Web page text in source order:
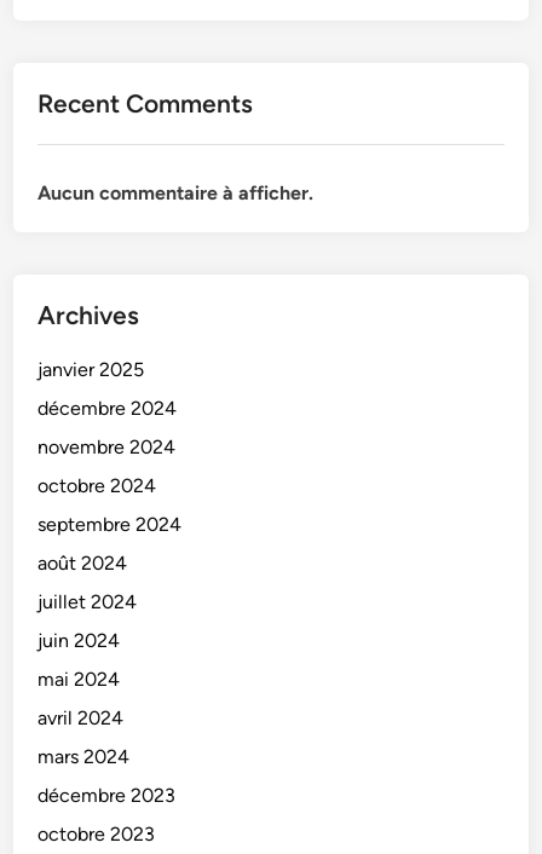
Recent Comments
Aucun commentaire à afficher.
Archives
janvier 2025
décembre 2024
novembre 2024
octobre 2024
septembre 2024
août 2024
juillet 2024
juin 2024
mai 2024
avril 2024
mars 2024
décembre 2023
octobre 2023